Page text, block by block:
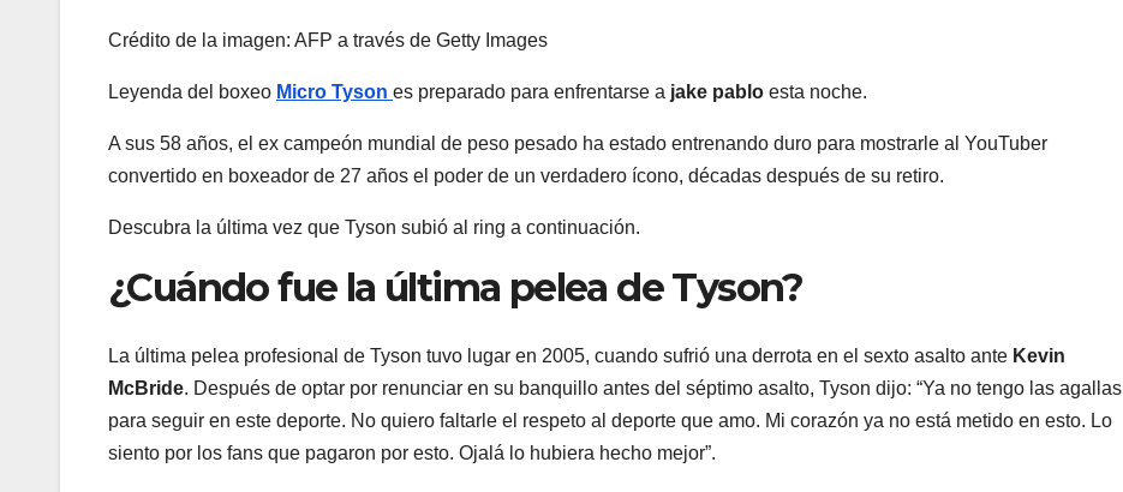
Crédito de la imagen: AFP a través de Getty Images
Leyenda del boxeo Micro Tyson es preparado para enfrentarse a jake pablo esta noche.
A sus 58 años, el ex campeón mundial de peso pesado ha estado entrenando duro para mostrarle al YouTuber
convertido en boxeador de 27 años el poder de un verdadero ícono, décadas después de su retiro.
Descubra la última vez que Tyson subió al ring a continuación.
¿Cuándo fue la última pelea de Tyson?
La última pelea profesional de Tyson tuvo lugar en 2005, cuando sufrió una derrota en el sexto asalto ante Kevin
McBride. Después de optar por renunciar en su banquillo antes del séptimo asalto, Tyson dijo: “Ya no tengo las agallas
para seguir en este deporte. No quiero faltarle el respeto al deporte que amo. Mi corazón ya no está metido en esto. Lo
siento por los fans que pagaron por esto. Ojalá lo hubiera hecho mejor”.